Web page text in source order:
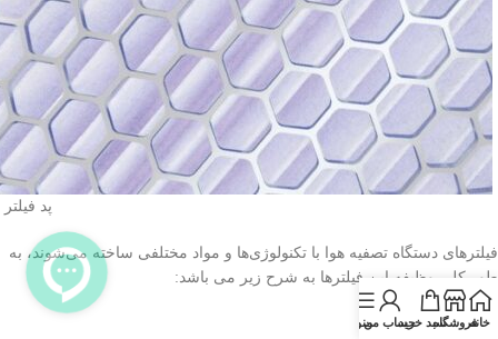
پد
فیلترهای دستگاه تصفیه هوا با تکنولوژی‌ها و مواد مختلفی ساخته می‌شوند، به
طور کلی وظیفه‌ این فیلترها به شرح زیر می باشد:
خانهفروشگاهسبد خریدحساب منمنو